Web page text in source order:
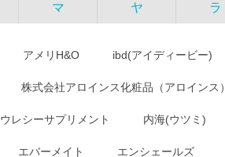
マ ヤ ラ
アメリH&O ibd(アイディービー)
株式会社アロインス化粧品（アロインス）
ウレシーサプリメント 内海(ウツミ)
エバーメイト エンシェールズ